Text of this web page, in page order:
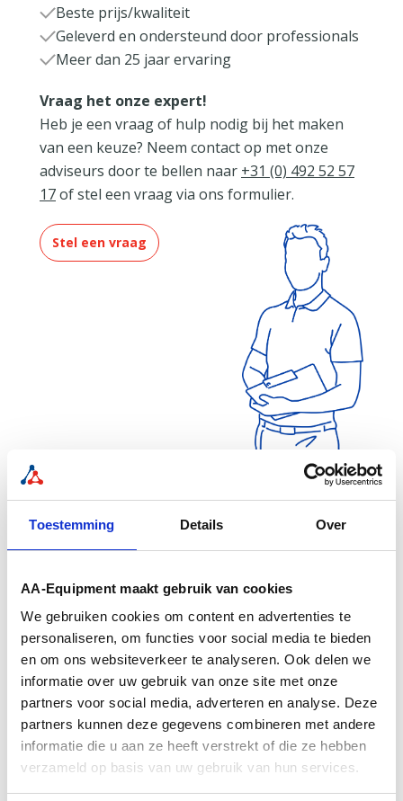
Toestemming Details Over
AA-Equipment maakt gebruik van cookies
We gebruiken cookies om content en advertenties te
personaliseren, om functies voor social media te bieden
en om ons websiteverkeer te analyseren. Ook delen we
informatie over uw gebruik van onze site met onze
partners voor social media, adverteren en analyse. Deze
partners kunnen deze gegevens combineren met andere
informatie die u aan ze heeft verstrekt of die ze hebben
verzameld op basis van uw gebruik van hun services.
Beste prijs/kwaliteit
Geleverd en ondersteund door professionals
Meer dan 25 jaar ervaring
Vraag het onze expert!
Heb je een vraag of hulp nodig bij het maken
van een keuze? Neem contact op met onze
adviseurs door te bellen naar +31 (0) 492 52 57
17of stel een vraag via ons formulier.
Stel een vraag
Omschrijving
Set bestaande uit 2 pads. De pads kunnen op de
brug blijven liggen, zodat het voertuig op de platen
kan rijden.
Oliebestendig
Bestand tegen een druk van 10 ton
Merken: universeel